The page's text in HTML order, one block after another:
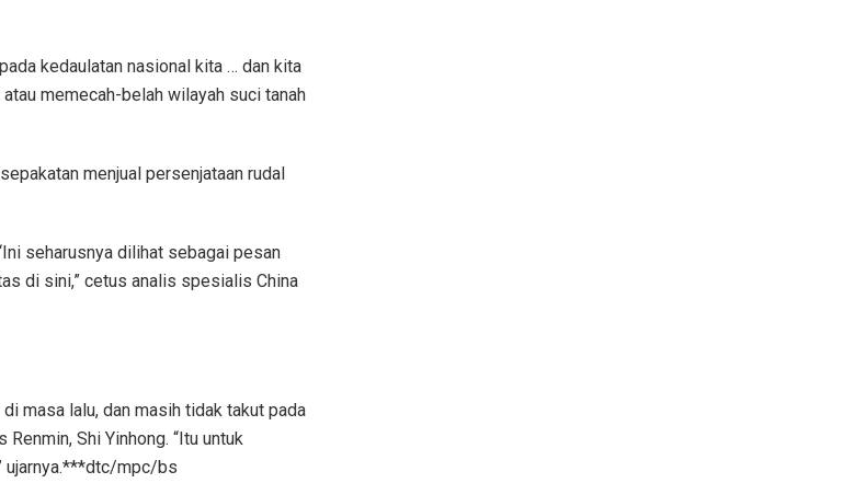
kedaulatan nasional kita … dan kita
memecah-belah wilayah suci tanah
menjual persenjataan rudal
seharusnya dilihat sebagai pesan
di sini,” cetus analis spesialis China
masa lalu, dan masih tidak takut pada
Shi Yinhong. “Itu untuk
ujarnya.***dtc/mpc/bs